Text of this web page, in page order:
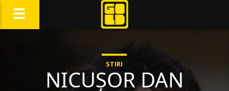
STIRI
NICUȘOR DAN